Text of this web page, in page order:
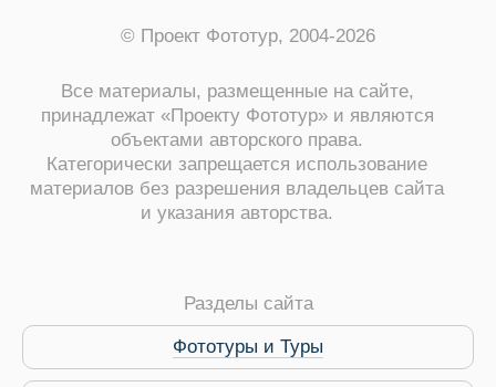
Виза в Индию
© Проект Фототур, 2004-2026
Все материалы, размещенные на сайте,
принадлежат «Проекту Фототур» и являются
объектами авторского права.
Категорически запрещается использование
материалов без разрешения владельцев сайта
и указания авторства.
Разделы сайта
Фототуры и Туры